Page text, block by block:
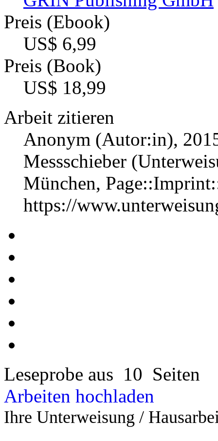
Preis (Ebook)
US$ 6,99
Preis (Book)
US$ 18,99
Arbeit zitieren
Anonym (Autor:in),
Messschieber
München,
https://
Leseprobe aus 10 Seiten
Arbeiten hochladen
Ihre Unterweisung /